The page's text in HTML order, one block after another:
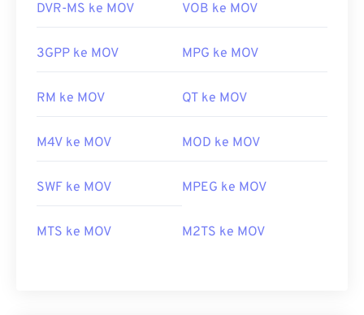
DVR-MS ke MOV VOB ke MOV
3GPP ke MOV MPG ke MOV
RM ke MOV QT ke MOV
M4V ke MOV MOD ke MOV
SWF ke MOV MPEG ke MOV
MTS ke MOV M2TS ke MOV